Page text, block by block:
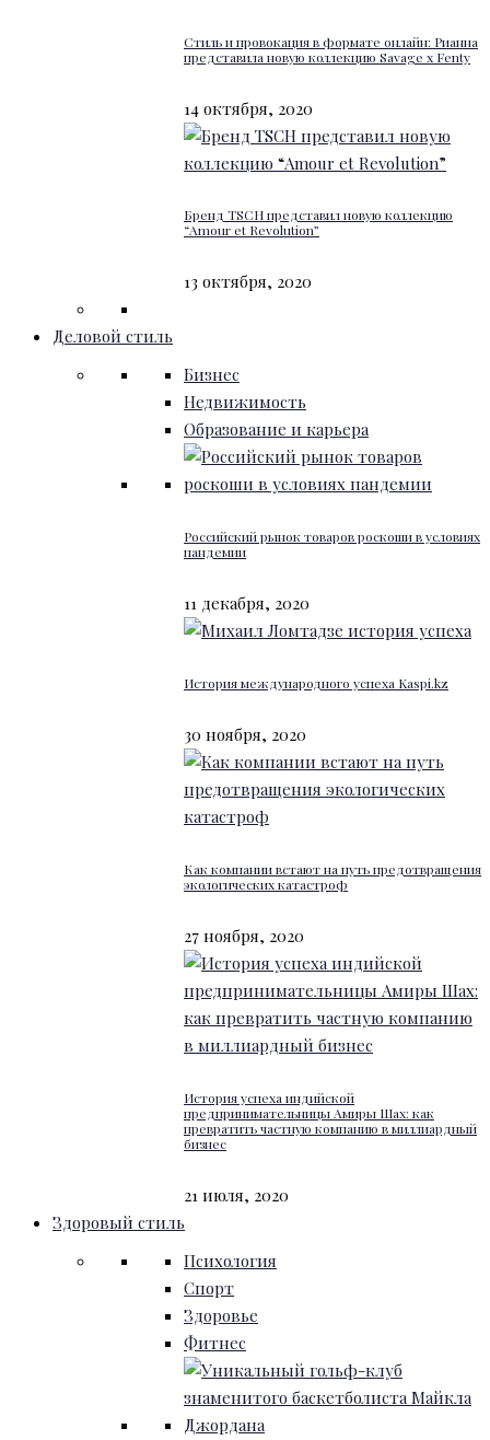
Стиль и провокация в формате онлайн: Рианна
представила новую коллекцию Savage x Fenty
14 октября, 2020
Бренд TSCH представил новую коллекцию
“Amour et Revolution”
13 октября, 2020
Деловой стиль
Бизнес
Недвижимость
Образование и карьера
Российский рынок товаров роскоши в условиях
пандемии
11 декабря, 2020
История международного успеха Kaspi.kz
30 ноября, 2020
Как компании встают на путь предотвращения
экологических катастроф
27 ноября, 2020
История успеха индийской
предпринимательницы Амиры Шах: как
превратить частную компанию в миллиардный
бизнес
21 июля, 2020
Здоровый стиль
Психология
Спорт
Здоровье
Фитнес